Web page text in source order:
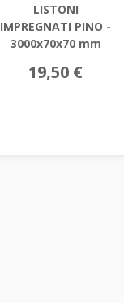
LISTONI
IMPREGNATI PINO -
3000x70x70 mm
19,50 €